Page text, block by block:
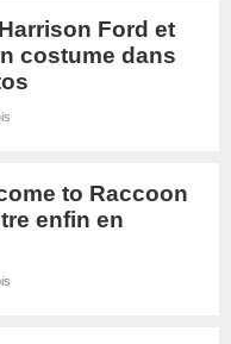
Ford et
costume dans
to Raccoon
enfin en